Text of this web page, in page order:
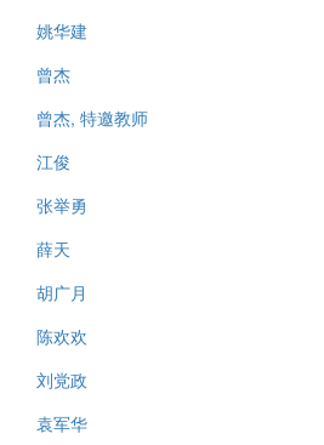
姚华建
曾杰
曾杰, 特邀教师
江俊
张举勇
薛天
胡广月
陈欢欢
刘党政
袁军华